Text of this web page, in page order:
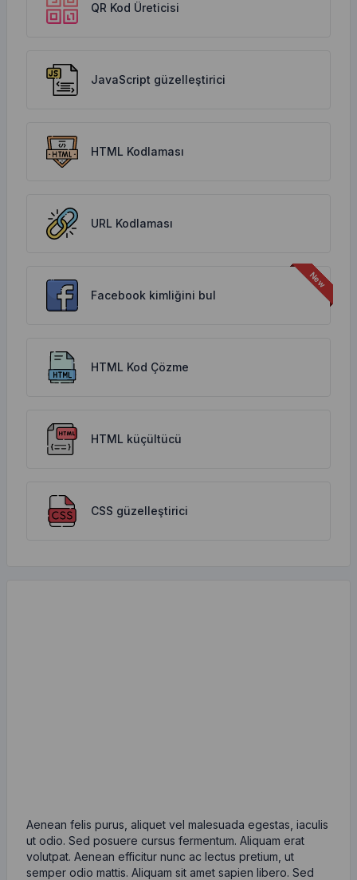
QR Kod Üreticisi
JavaScript güzelleştirici
HTML Kodlaması
URL Kodlaması
Facebook kimliğini bul
HTML Kod Çözme
HTML küçültücü
CSS güzelleştirici
Aenean felis purus, aliquet vel malesuada egestas, iaculis
ut odio. Sed posuere cursus fermentum. Aliquam erat
volutpat. Aenean efficitur nunc ac lectus pretium, ut
semper odio mattis. Aliquam sit amet sapien libero. Sed